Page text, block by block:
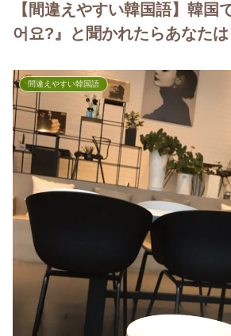
【間違えやすい韓国語】韓国
어요?』と聞かれたらあなた
間違えやすい韓国語